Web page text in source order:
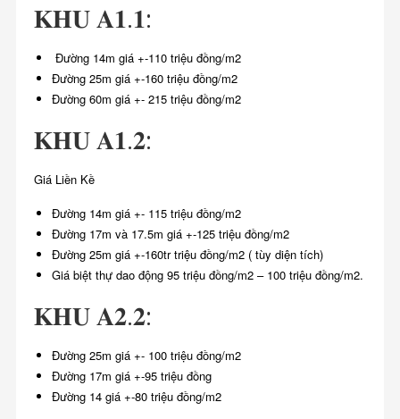
𝐊𝐇𝐔 𝐀𝟏.𝟏:
Đường 14m giá +-110 triệu đồng/m2
Đường 25m giá +-160 triệu đồng/m2
Đường 60m giá +- 215 triệu đồng/m2
𝐊𝐇𝐔 𝐀𝟏.𝟐:
Giá Liền Kề
Đường 14m giá +- 115 triệu đồng/m2
Đường 17m và 17.5m giá +-125 triệu đồng/m2
Đường 25m giá +-160tr triệu đồng/m2 ( tùy diện tích)
Giá biệt thự dao động 95 triệu đồng/m2 – 100 triệu đồng/m2.
𝐊𝐇𝐔 𝐀𝟐.𝟐:
Đường 25m giá +- 100 triệu đồng/m2
Đường 17m giá +-95 triệu đồng
Đường 14 giá +-80 triệu đồng/m2